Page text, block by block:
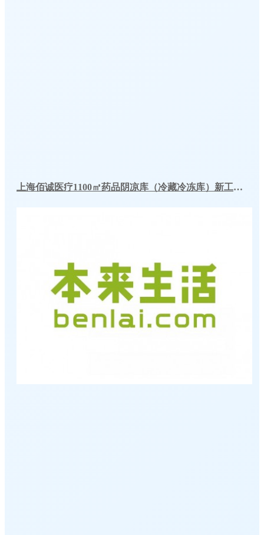
上海佰诚医疗1100㎡药品阴凉库（冷藏冷冻库）新工程案例